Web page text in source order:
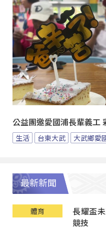
公益團邀愛國浦長輩義工
生活 台東大武 大武鄉愛
最新新聞
體育
長耀盃
競技